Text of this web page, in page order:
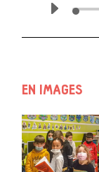
EN IMAGES